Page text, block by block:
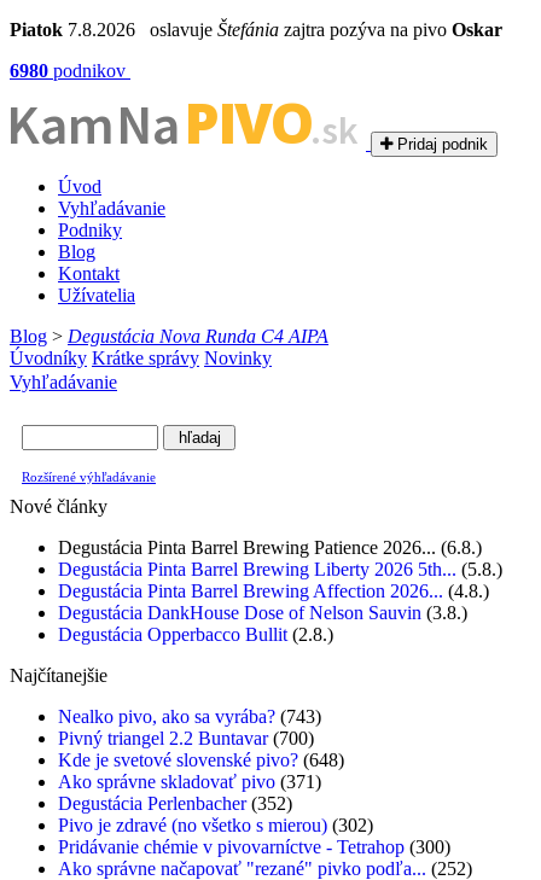
Piatok 7.8.2026 oslavuje Štefánia zajtra pozýva na pivo Oskar
6980 podnikov
Kam NaPIVO.sk Pridaj podnik
Úvod
Vyhľadávanie
Podniky
Blog
Kontakt
Užívatelia
Blog > Degustácia Nova Runda C4 AIPA
Úvodníky Krátke správy Novinky
Vyhľadávanie
Rozšírené výhľadávanie
Nové články
Degustácia Pinta Barrel Brewing Patience 2026... (6.8.)
Degustácia Pinta Barrel Brewing Liberty 2026 5th... (5.8.)
Degustácia Pinta Barrel Brewing Affection 2026... (4.8.)
Degustácia DankHouse Dose of Nelson Sauvin (3.8.)
Degustácia Opperbacco Bullit (2.8.)
Najčítanejšie
Nealko pivo, ako sa vyrába? (743)
Pivný triangel 2.2 Buntavar(700)
Kde je svetové slovenské pivo? (648)
Ako správne skladovať pivo (371)
Degustácia Perlenbacher(352)
Pivo je zdravé (no všetko s mierou) (302)
Pridávanie chémie v pivovarníctve - Tetrahop (300)
Ako správne načapovať "rezané" pivko podľa... (252)